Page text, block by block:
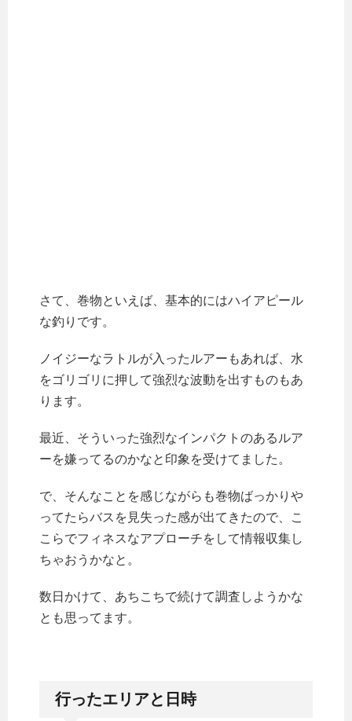
さて、巻物といえば、基本的にはハイアピール
な釣りです。
ノイジーなラトルが入ったルアーもあれば、水
をゴリゴリに押して強烈な波動を出すものもあ
ります。
最近、そういった強烈なインパクトのあるルア
ーを嫌ってるのかなと印象を受けてました。
で、そんなことを感じながらも巻物ばっかりや
ってたらバスを見失った感が出てきたので、こ
こらでフィネスなアプローチをして情報収集し
ちゃおうかなと。
数日かけて、あちこちで続けて調査しようかな
とも思ってます。
行ったエリアと日時